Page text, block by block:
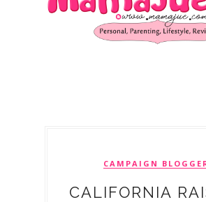
CAMPAIGN
CALIFORNIA